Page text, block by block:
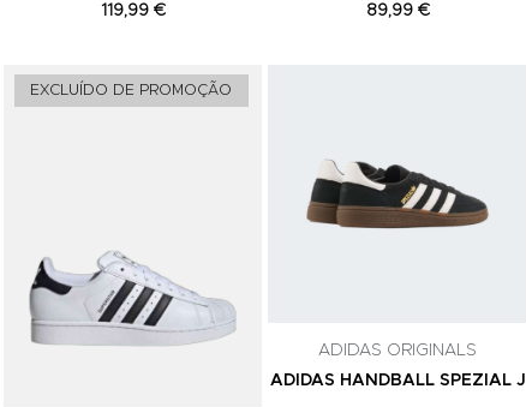
119,99 € 89,99 €
Adicionar aos Favoritos
EXCLUÍDO DE PROMOÇÃO
ADIDAS ORIGINALS
ADIDAS HANDBALL SPEZIAL J